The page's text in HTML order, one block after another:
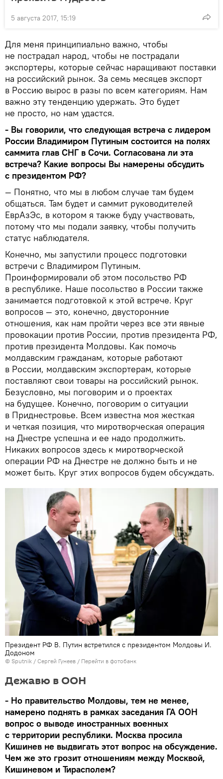
5 августа 2017, 15:19
Для меня принципиально важно, чтобы
не пострадал народ, чтобы не пострадали
экспортеры, которые сейчас наращивают поставки
на российский рынок. За семь месяцев экспорт
в Россию вырос в разы по всем категориям. Нам
важно эту тенденцию удержать. Это будет
не просто, но нам удастся.
- Вы говорили, что следующая встреча с лидером
России Владимиром Путиным состоится на полях
саммита глав СНГ в Сочи. Согласована ли эта
встреча? Какие вопросы Вы намерены обсудить
с президентом РФ?
— Понятно, что мы в любом случае там будем
общаться. Там будет и саммит руководителей
ЕврАзЭс, в котором я также буду участвовать,
потому что мы подали заявку, чтобы получить
статус наблюдателя.
Конечно, мы запустили процесс подготовки
встречи с Владимиром Путиным.
Проинформировали об этом посольство РФ
в республике. Наше посольство в России также
занимается подготовкой к этой встрече. Круг
вопросов — это, конечно, двусторонние
отношения, как нам пройти через все эти явные
провокации против России, против президента РФ,
против президента Молдовы. Как помочь
молдавским гражданам, которые работают
в России, молдавским экспортерам, которые
поставляют свои товары на российский рынок.
Безусловно, мы поговорим и о проектах
на будущее. Конечно, поговорим о ситуации
в Приднестровье. Всем известна моя жесткая
и четкая позиция, что миротворческая операция
на Днестре успешна и ее надо продолжить.
Никаких вопросов здесь к миротворческой
операции РФ на Днестре не должно быть и не
может быть. Круг этих вопросов будем обсуждать.
Президент РФ В. Путин встретился с президентом Молдовы И.
Додоном
© Sputnik / Сергей Гунеев / Перейти в фотобанк
Дежавю в ООН
- Но правительство Молдовы, тем не менее,
намерено поднять в рамках заседания ГА ООН
вопрос о выводе иностранных военных
с территории республики. Москва просила
Кишинев не выдвигать этот вопрос на обсуждение.
Чем же это грозит отношениям между Москвой,
Кишиневом и Тирасполем?